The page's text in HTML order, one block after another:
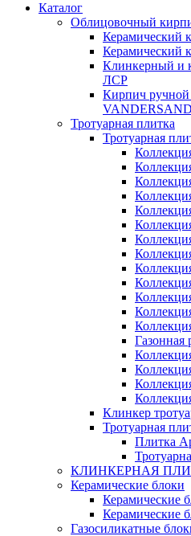
Каталог
Облицовочный
Керамический
Клинкерный и
ЛСР
Кирпич
Тротуарная плитка
Тротуарная
Газонная
Клинкер
Тротуарная
Плитка
КЛИНКЕРНАЯ
Керамические блоки
Керамические
Керамические
Газосиликатные